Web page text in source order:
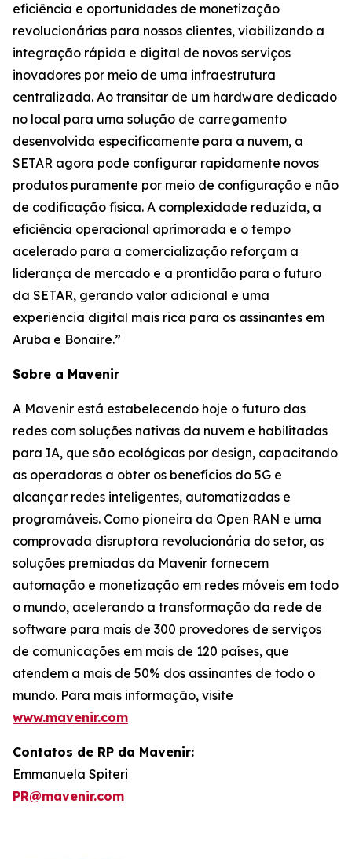
eficiência e oportunidades de monetização
revolucionárias para nossos clientes, viabilizando a
integração rápida e digital de novos serviços
inovadores por meio de uma infraestrutura
centralizada. Ao transitar de um hardware dedicado
no local para uma solução de carregamento
desenvolvida especificamente para a nuvem, a
SETAR agora pode configurar rapidamente novos
produtos puramente por meio de configuração e não
de codificação física. A complexidade reduzida, a
eficiência operacional aprimorada e o tempo
acelerado para a comercialização reforçam a
liderança de mercado e a prontidão para o futuro
da SETAR, gerando valor adicional e uma
experiência digital mais rica para os assinantes em
Aruba e Bonaire.”
Sobre a Mavenir
A Mavenir está estabelecendo hoje o futuro das
redes com soluções nativas da nuvem e habilitadas
para IA, que são ecológicas por design, capacitando
as operadoras a obter os benefícios do 5G e
alcançar redes inteligentes, automatizadas e
programáveis. Como pioneira da Open RAN e uma
comprovada disruptora revolucionária do setor, as
soluções premiadas da Mavenir fornecem
automação e monetização em redes móveis em todo
o mundo, acelerando a transformação da rede de
software para mais de 300 provedores de serviços
de comunicações em mais de 120 países, que
atendem a mais de 50% dos assinantes de todo o
mundo. Para mais informação, visite
www.mavenir.com
Contatos de RP da Mavenir:
Emmanuela Spiteri
PR@mavenir.com